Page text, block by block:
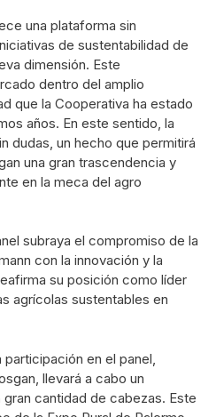
una plataforma sin
de sustentabilidad de
dimensión. Este
dentro del amplio
que la Cooperativa ha estado
años. En este sentido, la
dudas, un hecho que permitirá
una gran trascendencia y
en la meca del agro
subraya el compromiso de la
con la innovación y la
su posición como líder
agrícolas sustentables en
en el panel,
llevará a cabo un
cantidad de cabezas. Este